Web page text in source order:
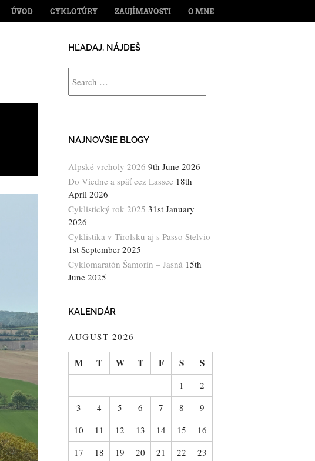
MENU
SKIP TO CONTENT
ÚVOD CYKLOTÚRY ZAUJÍMAVOSTI O MNE
HĽADAJ, NÁJDEŠ
NAJNOVŠIE BLOGY
Alpské vrcholy 2026 9th June 2026
Do Viedne a späť cez Lassee 18th
April 2026
Cyklistický rok 2025 31st January
2026
Cyklistika v Tirolsku aj s Passo Stelvio
1st September 2025
Cyklomaratón Šamorín – Jasná 15th
June 2025
KALENDÁR
AUGUST 2026
M T W T F S S
1
2
3
4 5 6 7 8
9
10
11 12 13 14 15
16
17
18 19 20 21 22
23